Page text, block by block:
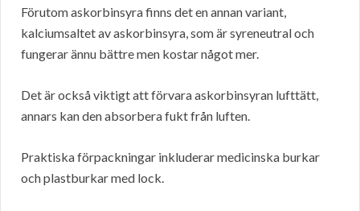
Förutom askorbinsyra finns det en annan variant,
kalciumsaltet av askorbinsyra, som är syreneutral och
fungerar ännu bättre men kostar något mer.
Det är också viktigt att förvara askorbinsyran lufttätt,
annars kan den absorbera fukt från luften.
Praktiska förpackningar inkluderar medicinska burkar
och plastburkar med lock.